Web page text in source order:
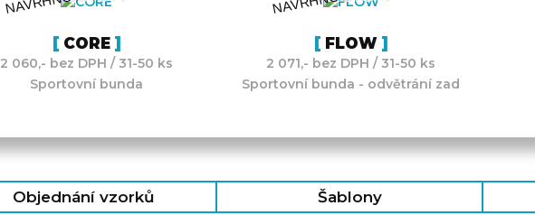
CORE
2 060,- bez DPH / 31-50 ks
Sportovní bunda
FLOW
2 071,- bez DPH / 31-50 ks
Sportovní bunda - odvětrání zad
Objednání vzorků Šablony